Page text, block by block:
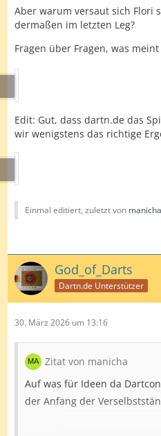
Aber warum versaut sich Flori
dermaßen im letzten Leg?
Fragen über Fragen, was meint
Edit: Gut, dass dartn.de das
wir wenigstens das richtige
Einmal editiert, zuletzt von manicha
God_of_Darts
Dartn.de Unterstützer
30. März 2026 um 13:16
Zitat von manicha
Auf was für Ideen da
der Anfang der